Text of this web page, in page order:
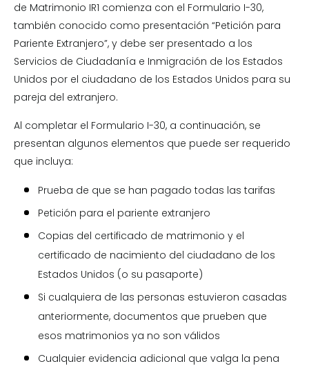
de Matrimonio IR1 comienza con el Formulario I-30,
también conocido como presentación “Petición para
Pariente Extranjero”, y debe ser presentado a los
Servicios de Ciudadanía e Inmigración de los Estados
Unidos por el ciudadano de los Estados Unidos para su
pareja del extranjero.
Al completar el Formulario I-30, a continuación, se
presentan algunos elementos que puede ser requerido
que incluya:
Prueba de que se han pagado todas las tarifas
Petición para el pariente extranjero
Copias del certificado de matrimonio y el
certificado de nacimiento del ciudadano de los
Estados Unidos (o su pasaporte)
Si cualquiera de las personas estuvieron casadas
anteriormente, documentos que prueben que
esos matrimonios ya no son válidos
Cualquier evidencia adicional que valga la pena